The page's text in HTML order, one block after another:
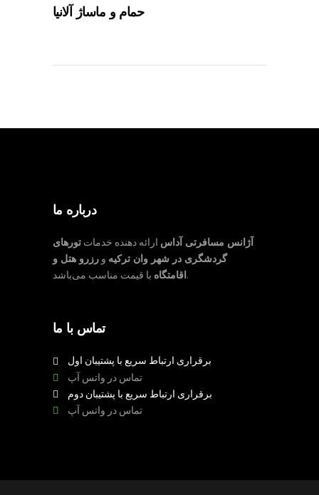
حمام و ماساژ آلانیا
درباره ما
آژانس مسافرتی آداس ارائه دهنده خدماتتورهای
گردشگری در شهر وان ترکیه ورزرو هتل و
اقامتگاهبا قیمت مناسب می‌باشد.
تماس با ما
برقراری ارتباط سریع با پشتیبان اول
تماس در واتس آپ
برقراری ارتباط سریع با پشتیبان دوم
تماس در واتس آپ